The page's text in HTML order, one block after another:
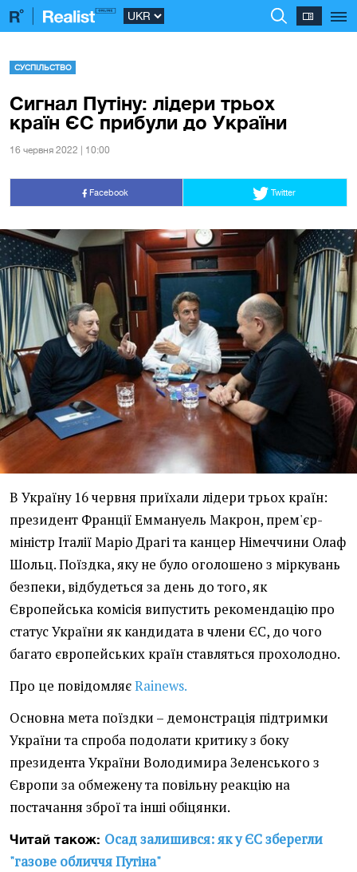
СУСПІЛЬСТВО
Сигнал Путіну: лідери трьох
країн ЄС прибули до України
16 червня 2022 | 10:00
Facebook Twitter
В Україну 16 червня приїхали лідери трьох країн:
президент Франції Еммануель Макрон, прем'єр-
міністр Італії Маріо Драгі та канцер Німеччини Олаф
Шольц. Поїздка, яку не було оголошено з міркувань
безпеки, відбудеться за день до того, як
Європейська комісія випустить рекомендацію про
статус України як кандидата в члени ЄС, до чого
багато європейських країн ставляться прохолодно.
Про це повідомляєRainews.
Основна мета поїздки – демонстрація підтримки
України та спроба подолати критику з боку
президента України Володимира Зеленського з
Європи за обмежену та повільну реакцію на
постачання зброї та інші обіцянки.
Читай також: Осад залишився: як у ЄС зберегли
"газове обличчя Путіна"